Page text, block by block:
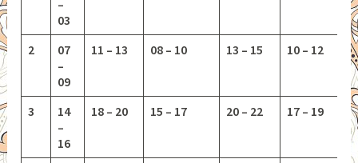
–
03
2
07
–
09
11 – 13 08 – 10 13 – 15 10 – 12
3
14
–
16
18 – 20 15 – 17 20 – 22 17 – 19